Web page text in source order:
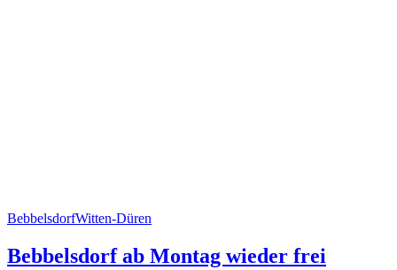
BebbelsdorfWitten-Düren
Bebbelsdorf ab Montag wieder frei